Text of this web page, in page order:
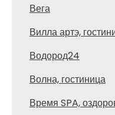
Вега
Вилла артэ,
Водород24
Волна, гостиница
Время SPA,